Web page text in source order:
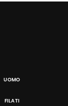
UOMO
FILATI